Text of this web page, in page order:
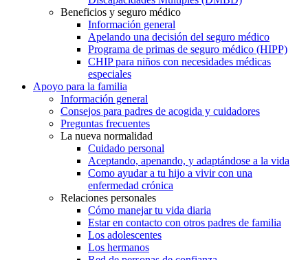
Beneficios y seguro médico
Información general
Apelando una decisión del seguro médico
Programa de primas de seguro médico (HIPP)
CHIP para niños con necesidades médicas
especiales
Apoyo para la familia
Información general
Consejos para padres de acogida y cuidadores
Preguntas frecuentes
La nueva normalidad
Cuidado personal
Aceptando, apenando, y adaptándose a la vida
Como ayudar a tu hijo a vivir con una
enfermedad crónica
Relaciones personales
Cómo manejar tu vida diaria
Estar en contacto con otros padres de familia
Los adolescentes
Los hermanos